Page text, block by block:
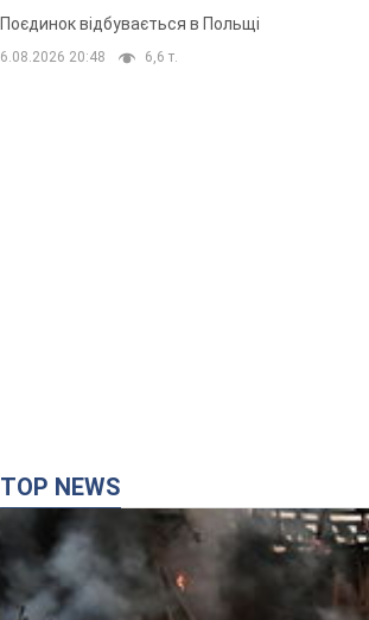
Поєдинок відбувається в Польщі
6.08.2026 20:48 6,6 т.
TOP NEWS